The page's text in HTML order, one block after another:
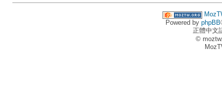
Powered by phpBB
正體中文
©